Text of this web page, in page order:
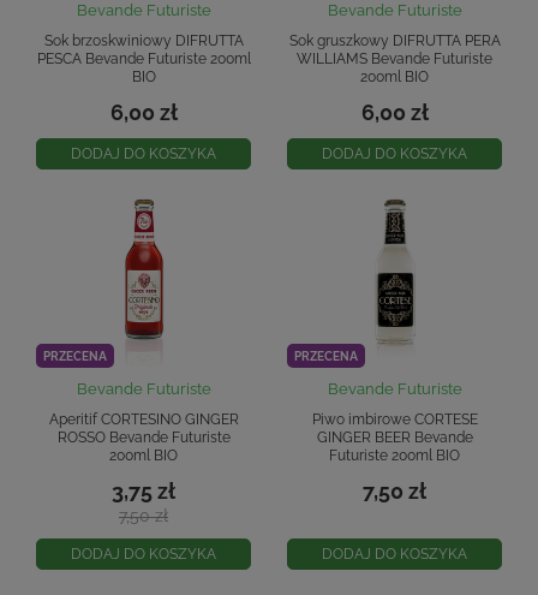
Bevande Futuriste
Sok brzoskwiniowy DIFRUTTA
PESCA Bevande Futuriste 200ml
BIO
6,00 zł
DODAJ DO KOSZYKA
Bevande Futuriste
Sok gruszkowy DIFRUTTA PERA
WILLIAMS Bevande Futuriste
200ml BIO
6,00 zł
DODAJ DO KOSZYKA
PRZECENA
Bevande Futuriste
Aperitif CORTESINO GINGER
ROSSO Bevande Futuriste
200ml BIO
7,50 zł
3,75 zł
DODAJ DO KOSZYKA
PRZECENA
Bevande Futuriste
Piwo imbirowe CORTESE
GINGER BEER Bevande
Futuriste 200ml BIO
7,50 zł
DODAJ DO KOSZYKA